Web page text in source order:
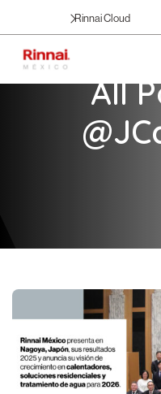
Rinnai Cloud
All